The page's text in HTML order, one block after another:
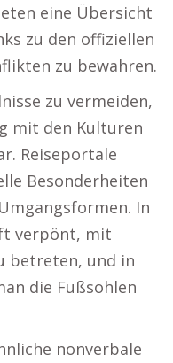
eine Übersicht
zu den offiziellen
zu bewahren.
zu vermeiden,
mit den Kulturen
Reiseportale
Besonderheiten
In
verpönt, mit
betreten, und in
die Fußsohlen
nonverbale